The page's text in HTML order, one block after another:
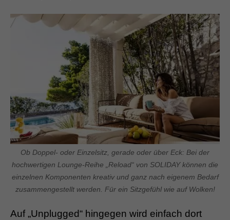
Ob Doppel- oder Einzelsitz, gerade oder über Eck: Bei der
hochwertigen Lounge-Reihe „Reload“ von SOLIDAY können die
einzelnen Komponenten kreativ und ganz nach eigenem Bedarf
zusammengestellt werden. Für ein Sitzgefühl wie auf Wolken!
Auf „Unplugged“ hingegen wird einfach dort